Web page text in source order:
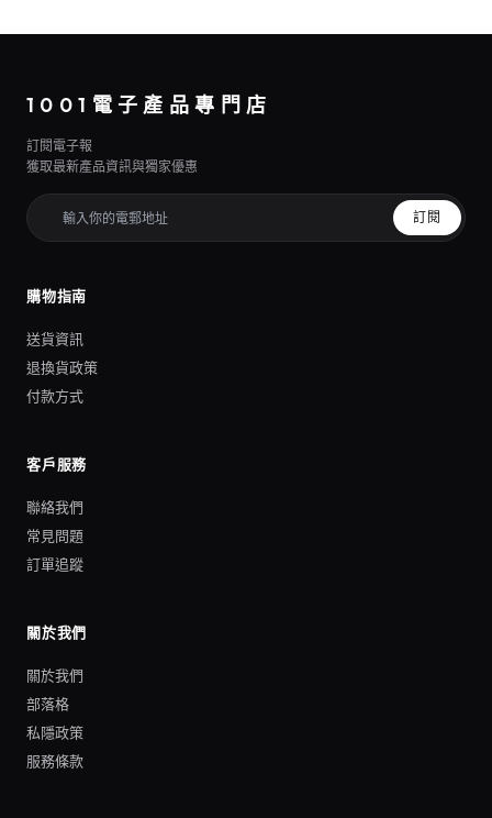
1001電子產品專門店
訂閱電子報
獲取最新產品資訊與獨家優惠
訂閱
購物指南
送貨資訊
退換貨政策
付款方式
客戶服務
聯絡我們
常見問題
訂單追蹤
關於我們
關於我們
部落格
私隱政策
服務條款